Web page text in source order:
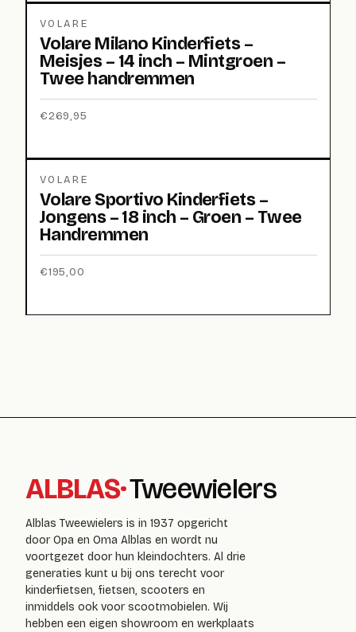
VOLARE
Volare Milano Kinderfiets –
Meisjes – 14 inch – Mintgroen –
Twee handremmen
€269,95
VOLARE
Volare Sportivo Kinderfiets –
Jongens – 18 inch – Groen – Twee
Handremmen
€195,00
ALBLAS·Tweewielers
Alblas Tweewielers is in 1937 opgericht
door Opa en Oma Alblas en wordt nu
voortgezet door hun kleindochters. Al drie
generaties kunt u bij ons terecht voor
kinderfietsen, fietsen, scooters en
inmiddels ook voor scootmobielen. Wij
hebben een eigen showroom en werkplaats